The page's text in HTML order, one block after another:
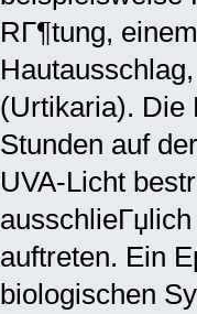
RГ¶tung,
(Urtikaria).
Stunden auf
UVA-Licht
auftreten. Ein
biologischen